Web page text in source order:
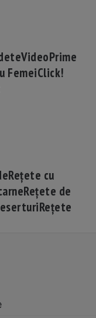
VideoPrime
FemeiClick!
Rețete cu
Rețete de
Rețete